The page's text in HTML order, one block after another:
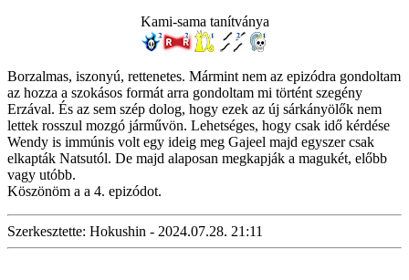
Kami-sama tanítványa
Borzalmas, iszonyú, rettenetes. Mármint nem az epizódra gondoltam
az hozza a szokásos formát arra gondoltam mi történt szegény
Erzával. És az sem szép dolog, hogy ezek az új sárkányölők nem
lettek rosszul mozgó járművön. Lehetséges, hogy csak idő kérdése
Wendy is immúnis volt egy ideig meg Gajeel majd egyszer csak
elkapták Natsutól. De majd alaposan megkapják a magukét, előbb
vagy utóbb.
Köszönöm a a 4. epizódot.
Szerkesztette: Hokushin - 2024.07.28. 21:11